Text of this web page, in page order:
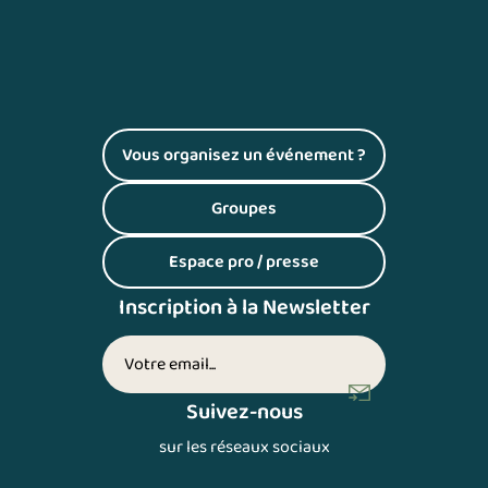
Vous organisez un événement ?
(S'ouvre dans un nouvel onglet)
Groupes(S'ouvre dans un nouvel onglet)
Espace pro / presse(S'ouvre dans un nouvel onglet)
Inscription à la Newsletter
Votre adresse email (inscription newsletter)
Suivez-nous
sur les réseaux sociaux